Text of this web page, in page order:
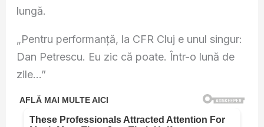
lungă.
„Pentru performanță, la CFR Cluj e unul singur:
Dan Petrescu. Eu zic că poate. Într-o lună de
zile…”